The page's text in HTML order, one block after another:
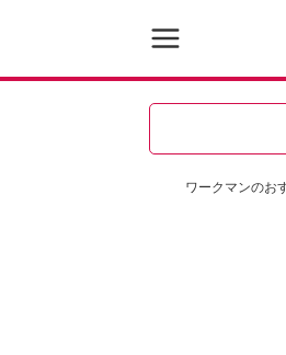
ワークマンのお